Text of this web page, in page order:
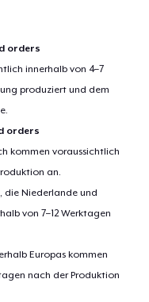
orders
innerhalb von 4–7
produziert und dem
orders
kommen voraussichtlich
an.
die Niederlande und
von 7–12 Werktagen
Europas kommen
nach der Produktion